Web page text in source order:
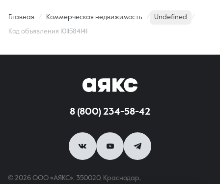
Главная Коммерческая недвижимость Undefined
Код объявления 1011584141
8 (800) 234-58-42
© 2026 ООО «АЯКС», 350020, Краснодар,